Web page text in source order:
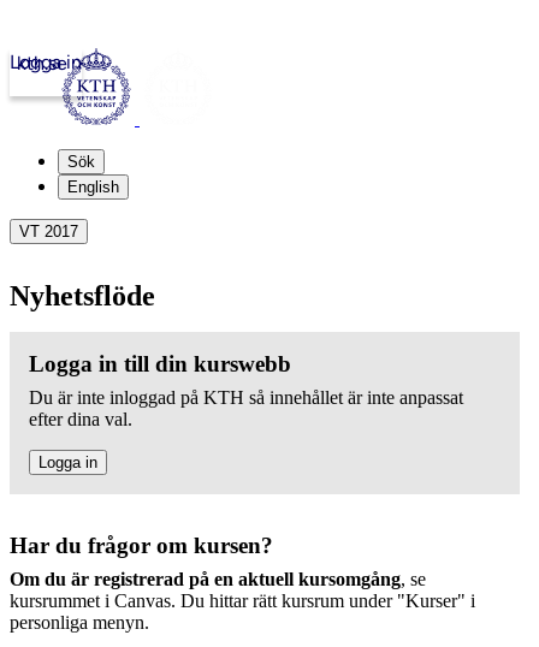
kth.se
Logga in
Sök
English
VT 2017
Nyhetsflöde
Logga in till din kurswebb
Du är inte inloggad på KTH så innehållet är inte anpassat
efter dina val.
Logga in
Har du frågor om kursen?
Om du är registrerad på en aktuell kursomgång, se
kursrummet i Canvas. Du hittar rätt kursrum under "Kurser" i
personliga menyn.